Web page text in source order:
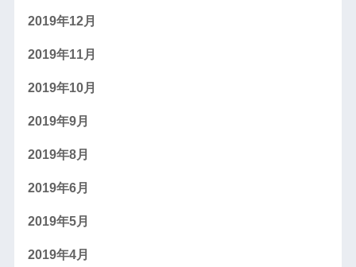
2019年12月
2019年11月
2019年10月
2019年9月
2019年8月
2019年6月
2019年5月
2019年4月